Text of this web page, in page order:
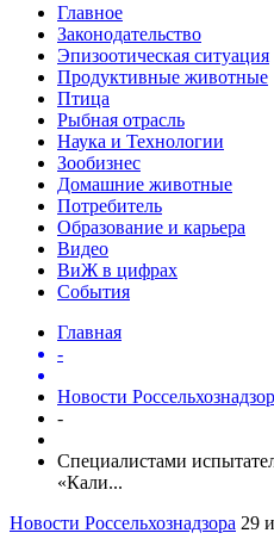
Главное
Законодательство
Эпизоотическая ситуация
Продуктивные животные
Птица
Рыбная отрасль
Наука и Технологии
Зообизнес
Домашние животные
Потребитель
Образование и карьера
Видео
ВиЖ в цифрах
События
Главная
-
Новости
-
Специалистами
«Кали...
Новости Россельхознадзора 29